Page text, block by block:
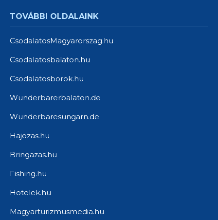
TOVÁBBI OLDALAINK
CsodalatosMagyarorszag.hu
Csodalatosbalaton.hu
Csodalatosborok.hu
Wunderbarerbalaton.de
Wunderbaresungarn.de
Hajozas.hu
Bringazas.hu
Fishing.hu
Hotelek.hu
Magyarturizmusmedia.hu